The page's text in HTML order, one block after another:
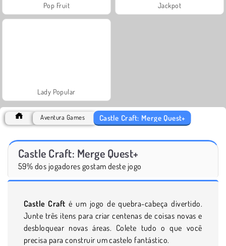
Pop Fruit Jackpot
Lady Popular
Aventura Games Castle Craft: Merge Quest+
Castle Craft: Merge Quest+
59% dos jogadores gostam deste jogo
Castle Craft é um jogo de quebra-cabeça divertido.
Junte três itens para criar centenas de coisas novas e
desbloquear novas áreas. Colete tudo o que você
precisa para construir um castelo fantástico.